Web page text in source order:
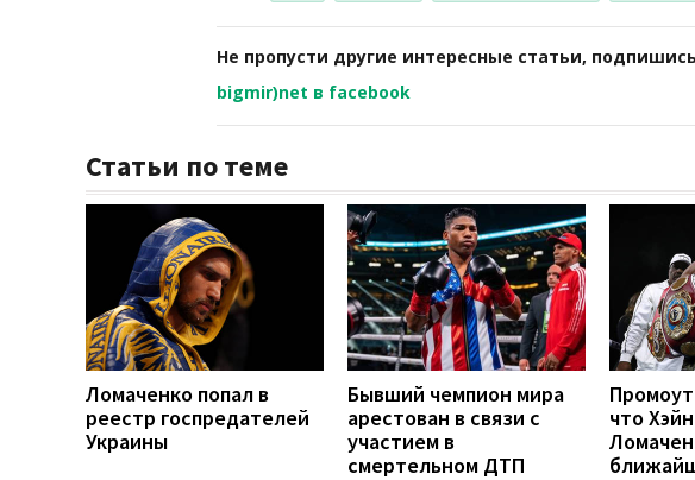
Не пропусти другие интересные статьи,
bigmir)net в facebook
Статьи по теме
Ломаченко попал в
реестр госпредателей
Украины
Бывший чемпион мира
арестован в связи с
участием в
смертельном ДТП
что